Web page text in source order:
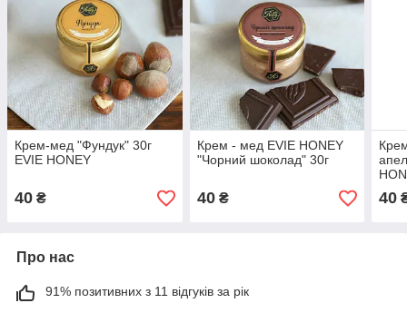
Крем-мед "Фундук" 30г
EVIE HONEY
40 ₴
Крем - мед EVIE HONEY
"Чорний шоколад" 30г
40₴ 40
Про нас
91% позитивних з 11 відгуків за рік